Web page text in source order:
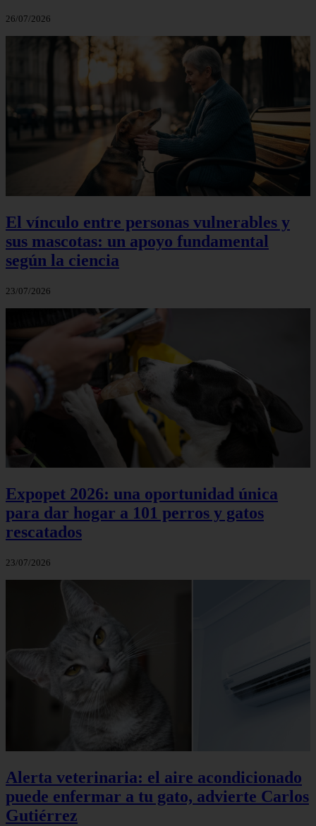
26/07/2026
El vínculo entre personas vulnerables y
sus mascotas: un apoyo fundamental
según la ciencia
23/07/2026
Expopet 2026: una oportunidad única
para dar hogar a 101 perros y gatos
rescatados
23/07/2026
Alerta veterinaria: el aire acondicionado
puede enfermar a tu gato, advierte Carlos
Gutiérrez